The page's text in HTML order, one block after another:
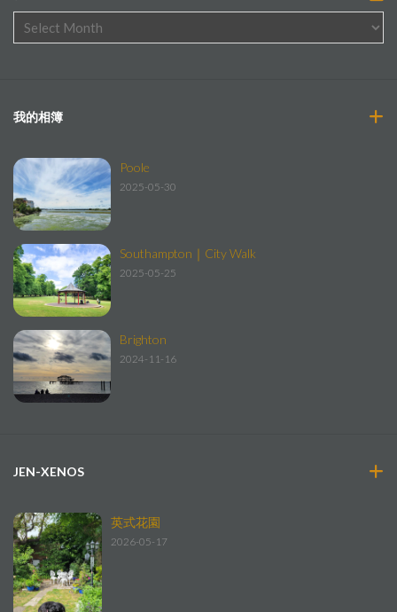
我的相簿
Poole
2025-05-30
Southampton｜City Walk
2025-05-25
Brighton
2024-11-16
JEN-XENOS
英式花園
2026-05-17